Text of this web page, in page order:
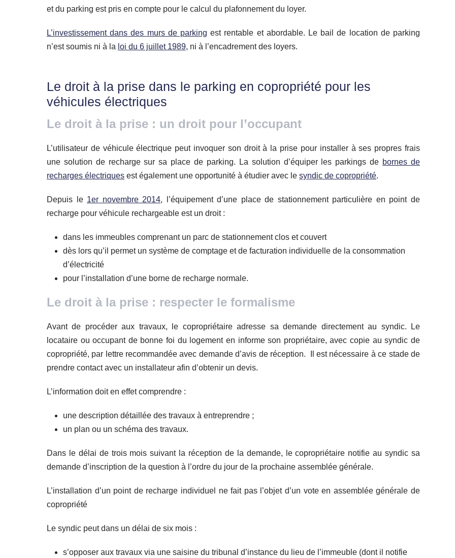
et du parking est pris en compte pour le calcul du plafonnement du loyer.
L’investissement dans des murs de parking est rentable et abordable. Le bail de location de parking
n’est soumis ni à la loi du 6 juillet 1989, ni à l’encadrement des loyers.
Le droit à la prise dans le parking en copropriété pour les
véhicules électriques
Le droit à la prise : un droit pour l’occupant
L’utilisateur de véhicule électrique peut invoquer son droit à la prise pour installer à ses propres frais
une solution de recharge sur sa place de parking. La solution d’équiper les parkings de bornes de
recharges électriques est également une opportunité à étudier avec le syndic de copropriété.
Depuis le 1er novembre 2014, l’équipement d’une place de stationnement particulière en point de
recharge pour véhicule rechargeable est un droit :
dans les immeubles comprenant un parc de stationnement clos et couvert
dès lors qu’il permet un système de comptage et de facturation individuelle de la consommation
d’électricité
pour l’installation d’une borne de recharge normale.
Le droit à la prise : respecter le formalisme
Avant de procéder aux travaux, le copropriétaire adresse sa demande directement au syndic. Le
locataire ou occupant de bonne foi du logement en informe son propriétaire, avec copie au syndic de
copropriété, par lettre recommandée avec demande d’avis de réception. Il est nécessaire à ce stade de
prendre contact avec un installateur afin d’obtenir un devis.
L’information doit en effet comprendre :
une description détaillée des travaux à entreprendre ;
un plan ou un schéma des travaux.
Dans le délai de trois mois suivant la réception de la demande, le copropriétaire notifie au syndic sa
demande d’inscription de la question à l’ordre du jour de la prochaine assemblée générale.
L’installation d’un point de recharge individuel ne fait pas l’objet d’un vote en assemblée générale de
copropriété
Le syndic peut dans un délai de six mois :
s’opposer aux travaux via une saisine du tribunal d’instance du lieu de l’immeuble (dont il notifie